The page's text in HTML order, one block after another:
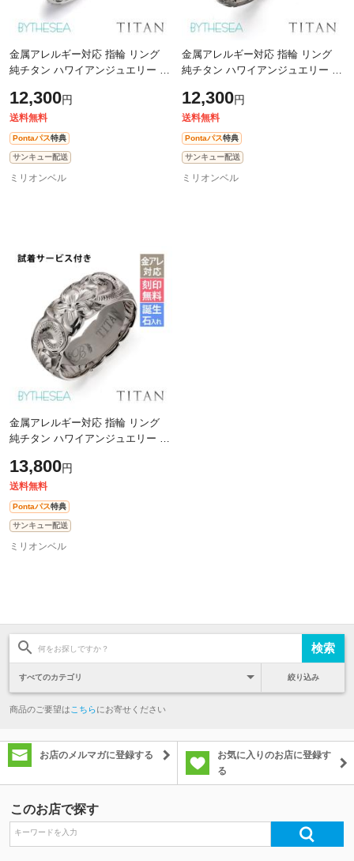
金属アレルギー対応 指輪 リング
純チタン ハワイアンジュエリー リ
29号 幅約4mm ギフト対応可 大き
い
12,300円
送料無料
Pontaパス特典
サンキュー配送
ミリオンベル
金属アレルギー対応 指輪 リング
純チタン ハワイアンジュエリー リ
29号 幅約3.5mm ギフト対応可 ピ
ン
12,300円
送料無料
Pontaパス特典
サンキュー配送
ミリオンベル
金属アレルギー対応 指輪 リング
純チタン ハワイアンジュエリー リ
29号 太め 幅約7.5mm ギフト対応
可
13,800円
送料無料
Pontaパス特典
サンキュー配送
ミリオンベル
絞り込み
商品のご要望は こちらにお寄せください
お店のメルマガに登録する
お気に入りのお店に登録す
る
このお店で探す